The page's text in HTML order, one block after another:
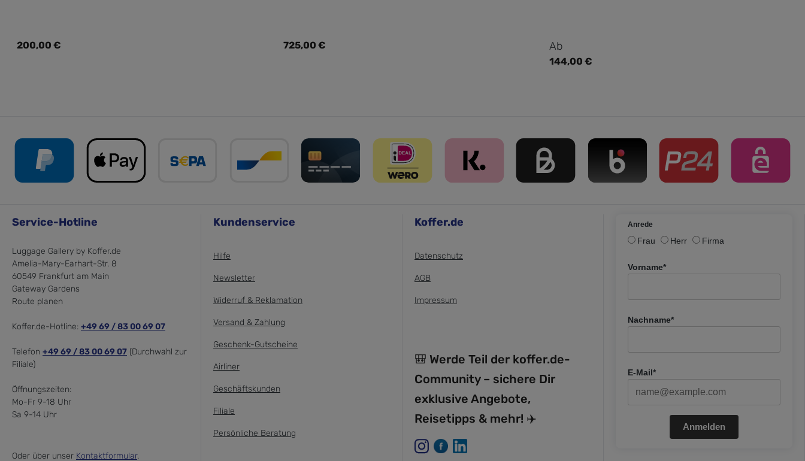
Regulärer Preis:
200,00 € Regulärer Preis:
725,00 € Regulärer Preis:
Ab
144,00 €
Service-Hotline
Luggage Gallery by Koffer.de
Amelia-Mary-Earhart-Str. 8
60549 Frankfurt am Main
Gateway Gardens
Route planen
Koffer.de-Hotline: +49 69 / 83 00 69 07
Telefon +49 69 / 83 00 69 07 (Durchwahl zur
Filiale)
Öffnungszeiten:
Mo-Fr 9-18 Uhr
Sa 9-14 Uhr
Oder über unser Kontaktformular.
Kundenservice
Hilfe
Newsletter
Widerruf & Reklamation
Versand & Zahlung
Geschenk-Gutscheine
Airliner
Geschäftskunden
Filiale
Persönliche Beratung
Koffer.de
Datenschutz
AGB
Impressum
🎒 Werde Teil der koffer.de-
Community – sichere Dir
exklusive Angebote,
Reisetipps & mehr! ✈️
Anrede
Frau Herr Firma
Vorname*
Nachname*
E-Mail*
Anmelden